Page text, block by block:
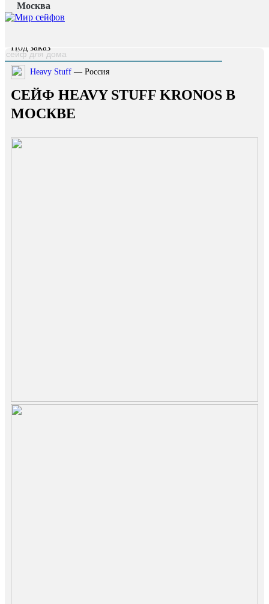
Москва
Главная страница
Каталог /
Под заказ
Heavy Stuff — Россия
СЕЙФ HEAVY STUFF KRONOS В
МОСКВЕ